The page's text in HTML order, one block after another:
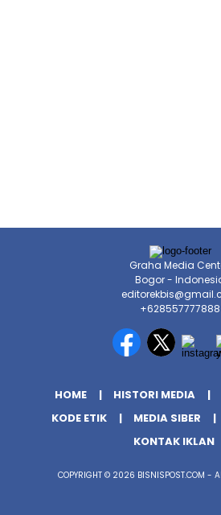
Graha Media
Bogor -
+628557777888
HOME HISTORI MEDIA
KODE ETIK
MEDIA SIBER
KONTAK IKLAN
COPYRIGHT © 2026 BISNISPOST.COM -